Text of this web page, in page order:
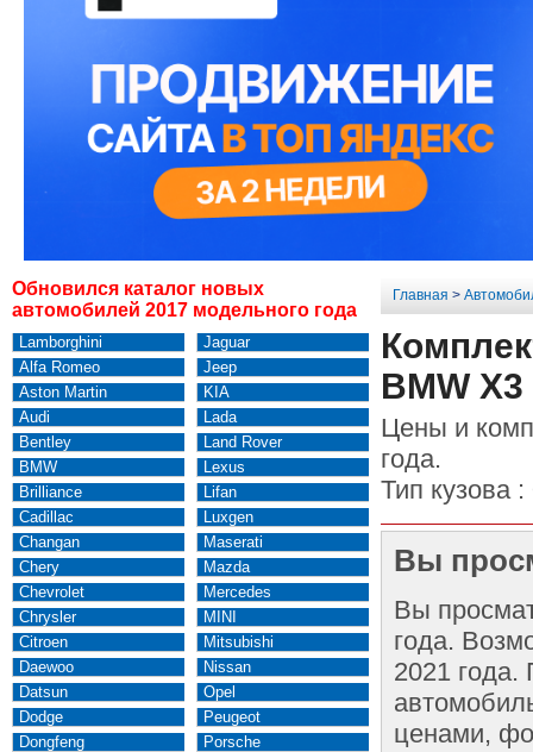
Обновился каталог новых
автомобилей 2017 модельного года
Lamborghini
Alfa Romeo
Aston Martin
Audi
Bentley
BMW
Brilliance
Cadillac
Changan
Chery
Chevrolet
Chrysler
Citroen
Daewoo
Datsun
Dodge
Dongfeng
Jaguar
Jeep
KIA
Lada
Land Rover
Lexus
Lifan
Luxgen
Maserati
Mazda
Mercedes
MINI
Mitsubishi
Nissan
Opel
Peugeot
Porsche
Главная >
BMW
Цены и
года.
Тип кузова :
Вы
Вы
года.
2021 года.
ценами,